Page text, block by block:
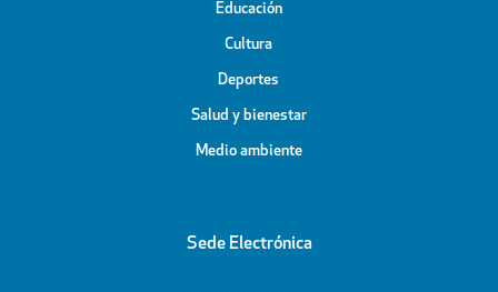
Educación
Cultura
Deportes
Salud y bienestar
Medio ambiente
Sede Electrónica